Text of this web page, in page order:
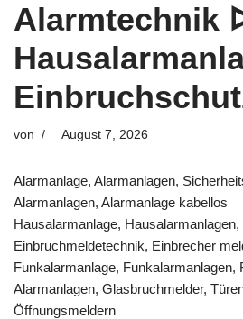
Alarmtechnik
von August 7, 2026
Alarmanlage, Alarmanlagen,
Alarmanlagen, Alarmanlage kabellos
Hausalarmanlage,
Einbruchmeldetechnik, Einbrecher
Funkalarmanlage, Funkalarmanlagen,
Alarmanlagen, Glasbruchmelder,
Öffnungsmeldern